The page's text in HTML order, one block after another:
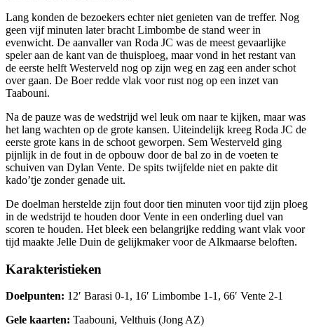
Lang konden de bezoekers echter niet genieten van de treffer. Nog
geen vijf minuten later bracht Limbombe de stand weer in
evenwicht. De aanvaller van Roda JC was de meest gevaarlijke
speler aan de kant van de thuisploeg, maar vond in het restant van
de eerste helft Westerveld nog op zijn weg en zag een ander schot
over gaan. De Boer redde vlak voor rust nog op een inzet van
Taabouni.
Na de pauze was de wedstrijd wel leuk om naar te kijken, maar was
het lang wachten op de grote kansen. Uiteindelijk kreeg Roda JC de
eerste grote kans in de schoot geworpen. Sem Westerveld ging
pijnlijk in de fout in de opbouw door de bal zo in de voeten te
schuiven van Dylan Vente. De spits twijfelde niet en pakte dit
kado’tje zonder genade uit.
De doelman herstelde zijn fout door tien minuten voor tijd zijn ploeg
in de wedstrijd te houden door Vente in een onderling duel van
scoren te houden. Het bleek een belangrijke redding want vlak voor
tijd maakte Jelle Duin de gelijkmaker voor de Alkmaarse beloften.
Karakteristieken
Doelpunten: 12′ Barasi 0-1, 16′ Limbombe 1-1, 66′ Vente 2-1
Gele kaarten: Taabouni, Velthuis (Jong AZ)